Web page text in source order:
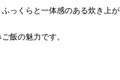
っくらと一体感のある炊き上が
飯の魅力です。